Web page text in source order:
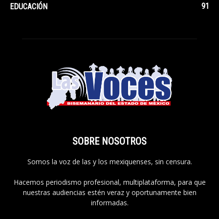
EDUCACIÓN 91
SOBRE NOSOTROS
Somos la voz de las y los mexiquenses, sin censura.
Hacemos periodismo profesional, multiplataforma, para que
nuestras audiencias estén veraz y oportunamente bien
informadas.